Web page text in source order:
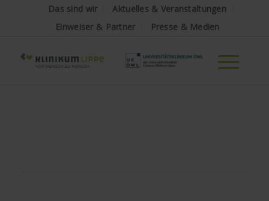
Das sind wir
Aktuelles & Veranstaltungen
Einweiser & Partner
Presse & Medien